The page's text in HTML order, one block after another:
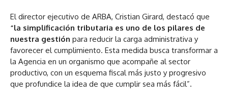
El director ejecutivo de ARBA, Cristian Girard, destacó que
“la simplificación tributaria es uno de los pilares de
nuestra gestión para reducir la carga administrativa y
favorecer el cumplimiento. Esta medida busca transformar a
la Agencia en un organismo que acompañe al sector
productivo, con un esquema fiscal más justo y progresivo
que profundice la idea de que cumplir sea más fácil”.